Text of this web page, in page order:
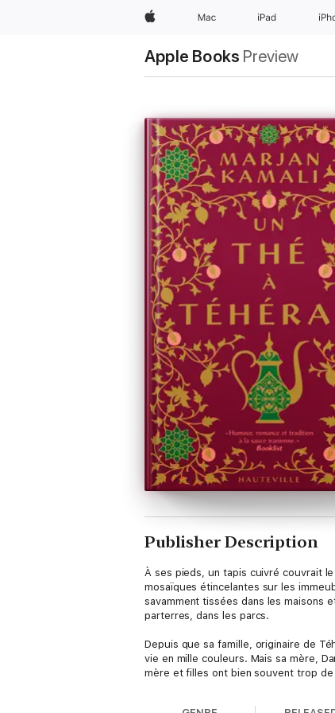
Apple Mac iPad
Apple Books Preview
Publisher Description
À ses pieds, un tapis cuivré couvrait
mosaïques étincelantes sur les
savamment tissées dans les maisons
parterres, dans les parcs.
Depuis que sa famille, originaire de
vie en mille couleurs. Mais sa mère,
mère et filles ont bien souvent trop de